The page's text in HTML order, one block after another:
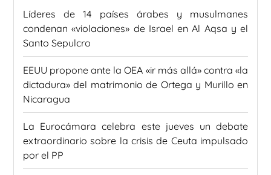
Líderes de 14 países árabes y musulmanes
condenan «violaciones» de Israel en Al Aqsa y el
Santo Sepulcro
EEUU propone ante la OEA «ir más allá» contra «la
dictadura» del matrimonio de Ortega y Murillo en
Nicaragua
La Eurocámara celebra este jueves un debate
extraordinario sobre la crisis de Ceuta impulsado
por el PP